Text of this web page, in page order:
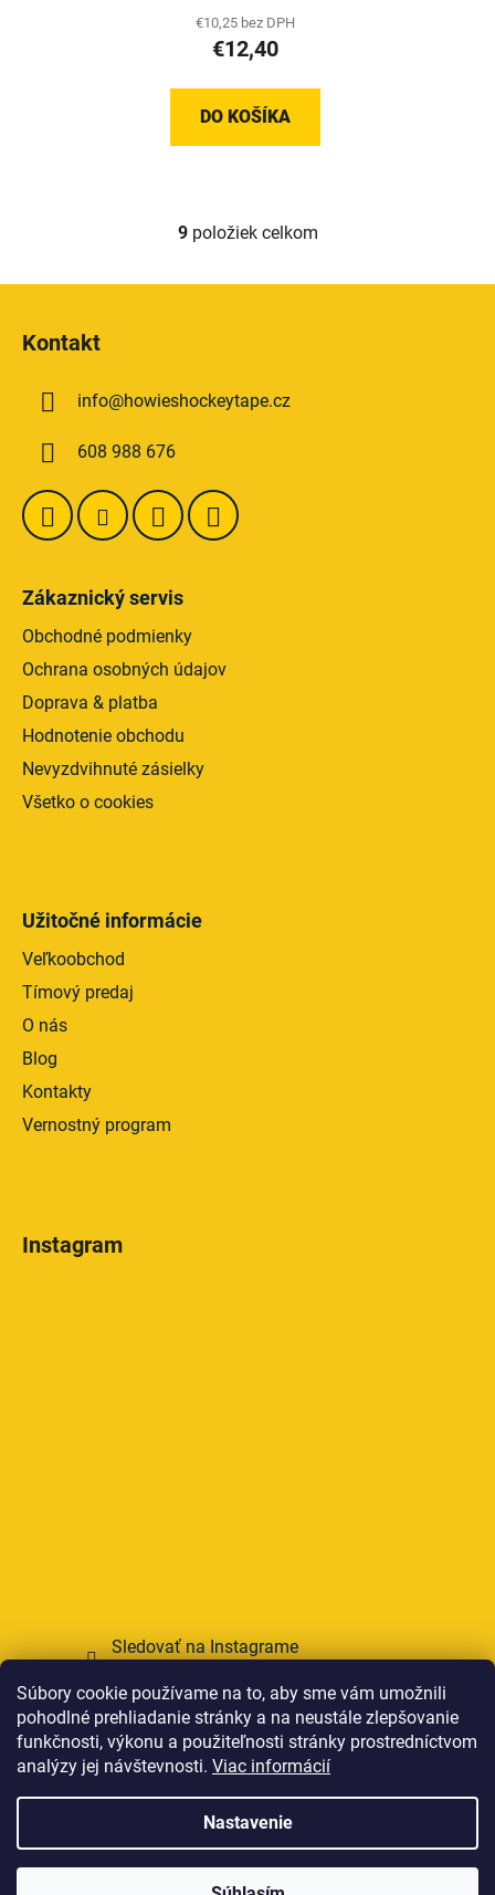
Súbory cookie používame na to, aby sme vám umožnili
pohodlné prehliadanie stránky a na neustále zlepšovanie
funkčnosti, výkonu a použiteľnosti stránky prostredníctvom
analýzy jej návštevnosti. Viac informácií
Nastavenie
€10,25 bez DPH
€12,40
DO KOŠÍKA
O
l
i
9položiek celkom
Kontakt
info@howieshockeytape.cz
608 988 676
Zákaznický servis
Obchodné podmienky
Ochrana osobných údajov
Doprava & platba
Hodnotenie obchodu
Nevyzdvihnuté zásielky
Všetko o cookies
Užitočné informácie
Veľkoobchod
Tímový predaj
O nás
Blog
Kontakty
Vernostný program
Instagram
Sledovať na Instagrame
Prijímame online platby